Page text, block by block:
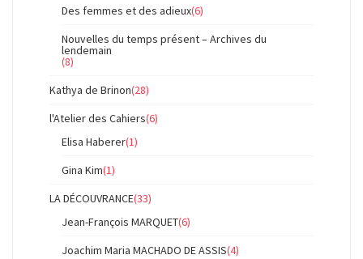
Des femmes et des adieux(6)
Nouvelles du temps présent – Archives du
lendemain
(8)
Kathya de Brinon(28)
l'Atelier des Cahiers(6)
Elisa Haberer(1)
Gina Kim(1)
LA DÉCOUVRANCE(33)
Jean-François MARQUET(6)
Joachim Maria MACHADO DE ASSIS(4)